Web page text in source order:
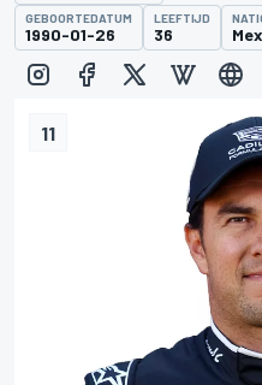
11
GEBOORTEDATUM
1990-01-26
LEEFTIJD
36